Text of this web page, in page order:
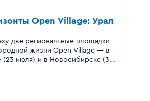
Open Village: Урал
две региональные площадки
жизни Open Village — в
(23 июля) и в Новосибирске (30